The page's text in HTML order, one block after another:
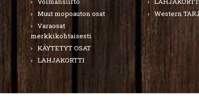
Muut mopoauton osat
Varaosat
merkkikohtaisesti
KÄYTETYT OSAT
LAHJAKORTTI
Western